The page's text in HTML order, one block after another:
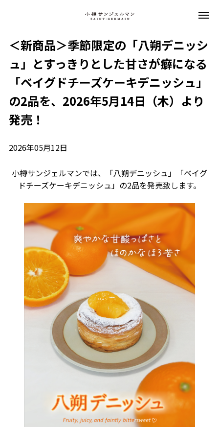
＜新商品＞季節限定の「八朔デニッシ
ュ」とすっきりとした甘さが癖になる
「ベイグドチーズケーキデニッシュ」
の2品を、2026年5月14日（木）より
発売！
2026年05月12日
小樽サンジェルマンでは、「八朔デニッシュ」「ベイグ
ドチーズケーキデニッシュ」の2品を発売致します。